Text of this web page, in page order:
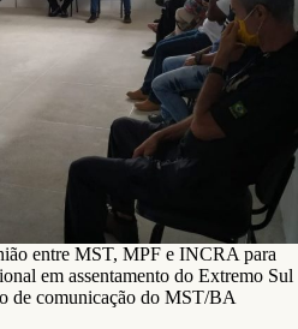
entre MST, MPF e INCRA para
em assentamento do Extremo Sul
de comunicação do MST/BA